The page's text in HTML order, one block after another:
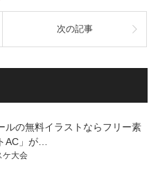
次の記事
ルの無料イラストならフリー素
AC」が…
ケ大会